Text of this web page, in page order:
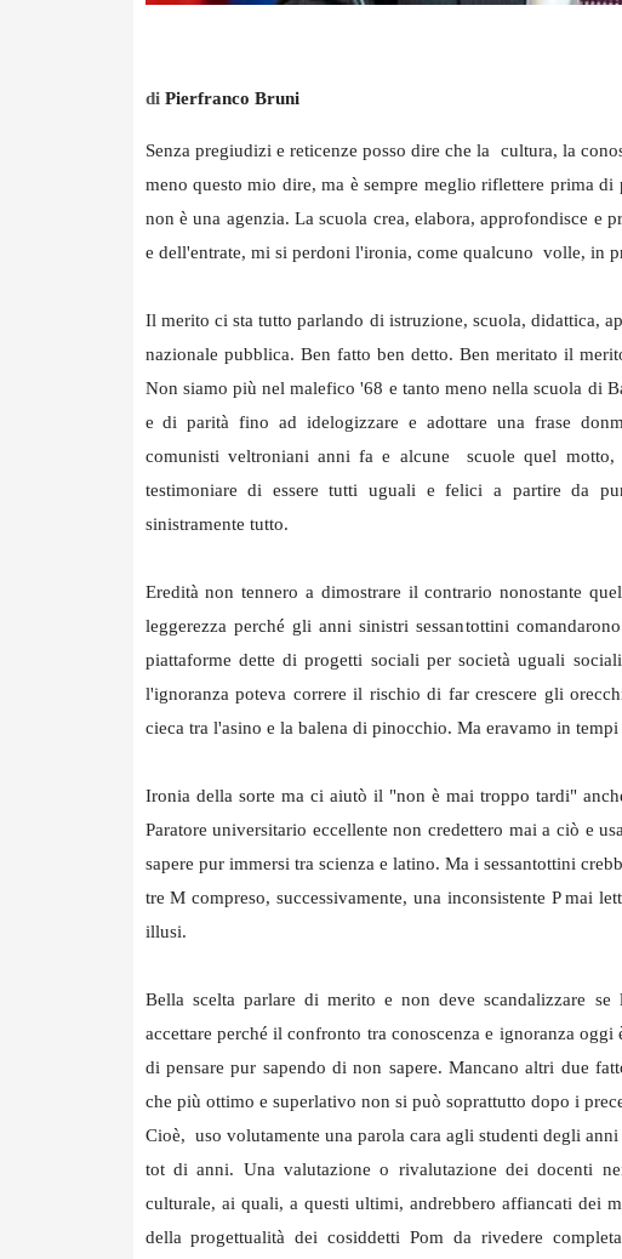
di Pierfranco Bruni
Senza pregiudizi e reticenze posso dire che la cultura, la
meno questo mio dire, ma è sempre meglio riflettere prima
non è una agenzia. La scuola crea, elabora, approfondisce e
e dell'entrate, mi si perdoni l'ironia, come qualcuno volle, in
Il merito ci sta tutto parlando di istruzione, scuola, didattica,
nazionale pubblica. Ben fatto ben detto. Ben meritato il
Non siamo più nel malefico '68 e tanto meno nella scuola di
e di parità fino ad idelogizzare e adottare una frase
comunisti veltroniani anni fa e alcune scuole quel
testimoniare di essere tutti uguali e felici a partire da
sinistramente tutto.
Eredità non tennero a dimostrare il contrario nonostante
leggerezza perché gli anni sinistri sessantottini
piattaforme dette di progetti sociali per società uguali
l'ignoranza poteva correre il rischio di far crescere gli
cieca tra l'asino e la balena di pinocchio. Ma eravamo in
Ironia della sorte ma ci aiutò il "non è mai troppo tardi"
Paratore universitario eccellente non credettero mai a ciò e
sapere pur immersi tra scienza e latino. Ma i sessantottini
tre M compreso, successivamente, una inconsistente P mai
illusi.
Bella scelta parlare di merito e non deve scandalizzare
accettare perché il confronto tra conoscenza e ignoranza
di pensare pur sapendo di non sapere. Mancano altri due
che più ottimo e superlativo non si può soprattutto dopo i
Cioè, uso volutamente una parola cara agli studenti degli
tot di anni. Una valutazione o rivalutazione dei docenti
culturale, ai quali, a questi ultimi, andrebbero affiancati dei
della progettualità dei cosiddetti Pom da rivedere